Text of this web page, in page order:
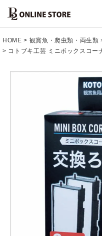
HOME 観賞魚・爬虫類・両生類
コトブキ工芸 ミニボックスコー